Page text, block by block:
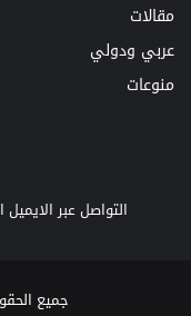
مقالات
عربي ودولي
منوعات
التواصل عبر
جميع الحقوق